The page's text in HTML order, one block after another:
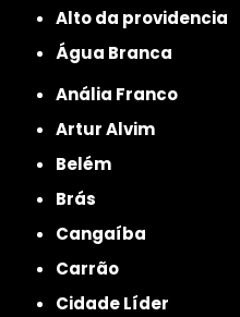
alto da providencia
Água Branca
Anália Franco
Artur Alvim
Belém
Brás
Cangaíba
Carrão
Cidade Líder